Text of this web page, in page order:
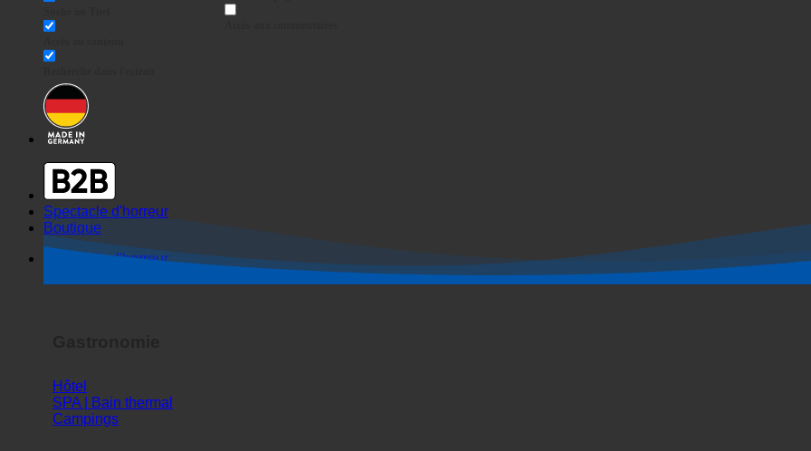
Suche im Titel
Accès au contenu
Accès aux pages
Spectacle d'horreur
Boutique
Spectacle d'horreur
Hôtel
SPA | Bain thermal
Campings